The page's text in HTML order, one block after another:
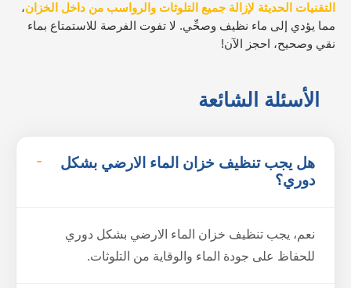
التقنيات الحديثة لإزالة جميع التلوثات والرواسب من داخل الخزان،
مما يؤدي إلى ماء نظيف وصحِّي. لا تفوت الفرصة للاستمتاع بماء
نقي وصحيح، احجز الآن!
الأسئلة الشائعة
هل يجب تنظيف خزان الماء الارضي بشكل
دوري؟
نعم، يجب تنظيف خزان الماء الارضي بشكل دوري
للحفاظ على جودة الماء والوقاية من التلوثات.